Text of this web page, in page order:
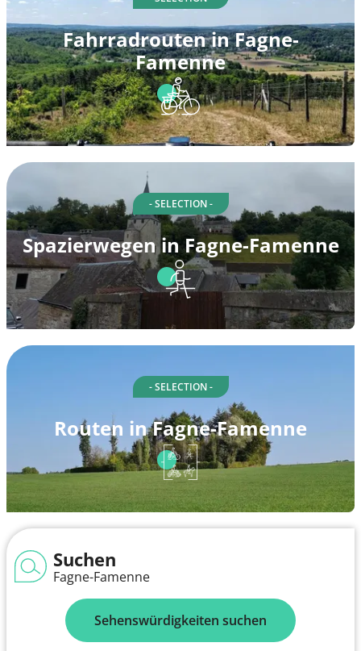
Fahrradrouten in Fagne-
Famenne
- SELECTION -
Spazierwegen in Fagne-Famenne
- SELECTION -
Routen in Fagne-Famenne
Suchen
Fagne-Famenne
Sehenswürdigkeiten suchen